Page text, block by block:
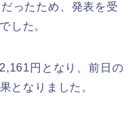
ったため、発表を受
した。
円となり、前日の
となりました。